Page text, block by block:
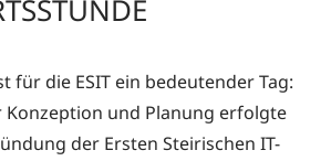
für die ESIT ein bedeutender Tag:
Konzeption und Planung erfolgte
der Ersten Steirischen IT-